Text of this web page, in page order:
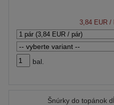
3,84 EUR /
bal.
Šnúrky do topánok